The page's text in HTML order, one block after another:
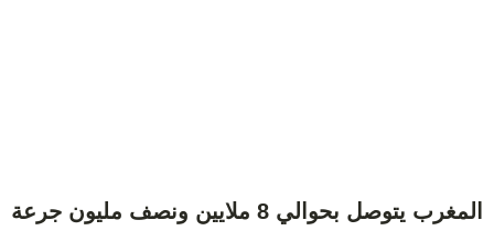
المغرب يتوصل بحوالي 8 ملايين ونصف مليون جرعة